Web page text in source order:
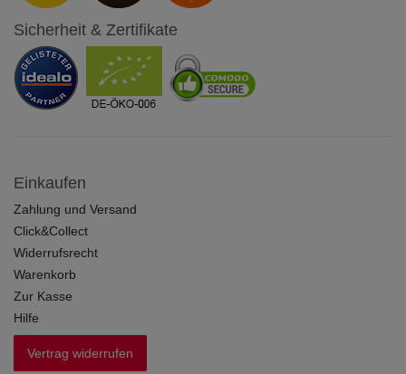
Sicherheit & Zertifikate
Einkaufen
Zahlung und Versand
Click&Collect
Widerrufsrecht
Warenkorb
Zur Kasse
Hilfe
Vertrag widerrufen